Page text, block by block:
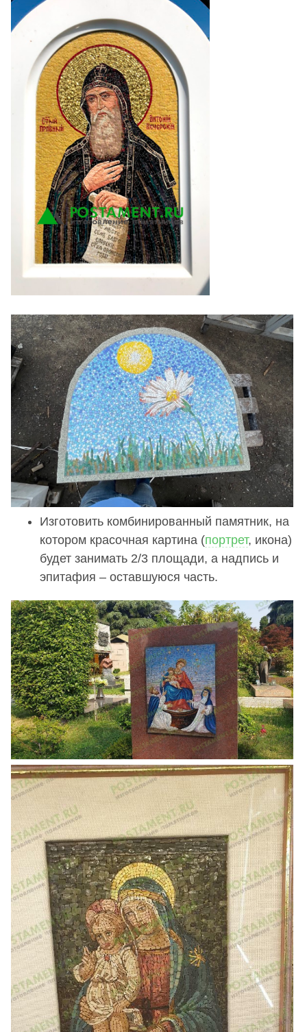
Изготовить комбинированный памятник, на
котором красочная картина (портрет, икона)
будет занимать 2/3 площади, а надпись и
эпитафия – оставшуюся часть.